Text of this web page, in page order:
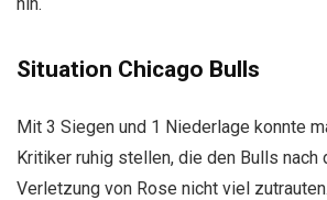
Situation Chicago Bulls
Mit 3 Siegen und 1 Niederlage konnte
Kritiker ruhig stellen, die den Bulls nach
Verletzung von Rose nicht viel zutrauten.